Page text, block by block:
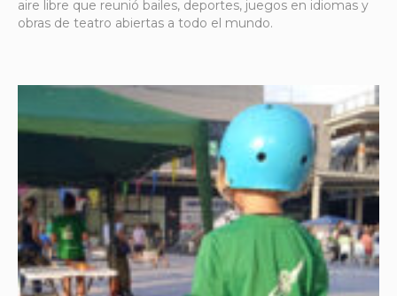
aire libre que reunió bailes, deportes, juegos en idiomas y
obras de teatro abiertas a todo el mundo.